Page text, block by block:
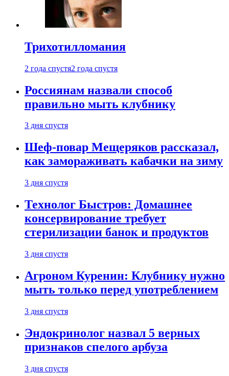
Трихотилломания
2 года спустя2 года спустя
Россиянам назвали способ
правильно мыть клубнику
3 дня спустя
Шеф-повар Мещеряков рассказал,
как замораживать кабачки на зиму
3 дня спустя
Технолог Быстров: Домашнее
консервирование требует
стерилизации банок и продуктов
3 дня спустя
Агроном Куренин: Клубнику нужно
мыть только перед употреблением
3 дня спустя
Эндокринолог назвал 5 верных
признаков спелого арбуза
3 дня спустя